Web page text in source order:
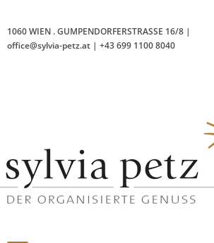
1060 WIEN .GUMPENDORFERSTRASSE 16/8 |
office@sylvia-petz.at | +43 699 1100 8040